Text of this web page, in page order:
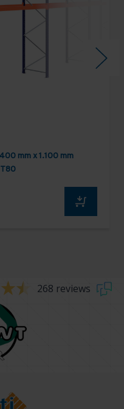
mm x 1.100 mm
268 reviews